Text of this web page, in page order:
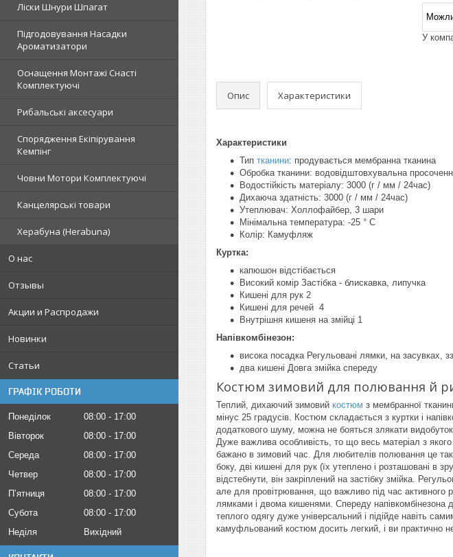
Ліски Шнури Шпагат
Підгодовування Насадки
Ароматизатори
Оснащення Монтажі Снасті
Комплектуючі
Рибальські аксесуари
Спорядження Екіпірування
Кемпінг
Човни Мотори Комплектуючі
Канцелярські товари
Херабуна (Herabuna)
О нас
Отзывы
Акции и Распродажи
Новинки
Статьи
ГРАФІК РОБОТИ
Понеділок 08:00
17:00
Вівторок
08:00
17:00
Середа
08:00
17:00
Четвер
08:00
17:00
Пʼятниця
08:00
17:00
Субота
08:00
17:00
Неділя
Вихідний
У
Опис Характеристики
Характеристики
Тип тканини: продувається мембранна тканина
Обробка тканини: водовідштовхувальна
Водостійкість матеріалу: 3000 (г / мм / 24час)
Дихаюча здатність: 3000 (г / мм / 24час)
Утеплювач: Холлофайбер, 3 шари
Мінімальна температура: -25 ° С
Колір: Камуфляж
Куртка:
капюшон відстібається
Високий комір Застібка - блискавка, липучка
Кишені для рук 2
Кишені для речей 4
Внутрішня кишеня на змійці 1
Напівкомбінезон:
висока посадка Регульовані лямки, на засувках,
два кишені Довга змійка спереду
Костюм зимовий для полювання й
Теплий, дихаючий зимовий костюм з мембранної
мінус 25 градусів. Костюм складається з куртки і
додаткового шуму, можна не бояться злякати
Дуже важлива особливість, то що весь матеріал з
бажано в зимовий час. Для любителів полювання це
боку, дві кишені для рук (їх утеплено і розташовані в
відстебнути, він закріплений на застібку змійка.
але для провітрювання, що важливо під час активного
лямками і двома кишенями. Спереду напівкомбінезона
теплого одягу дуже універсальний і підійде навіть
камуфльований костюм досить легкий, і ви практично